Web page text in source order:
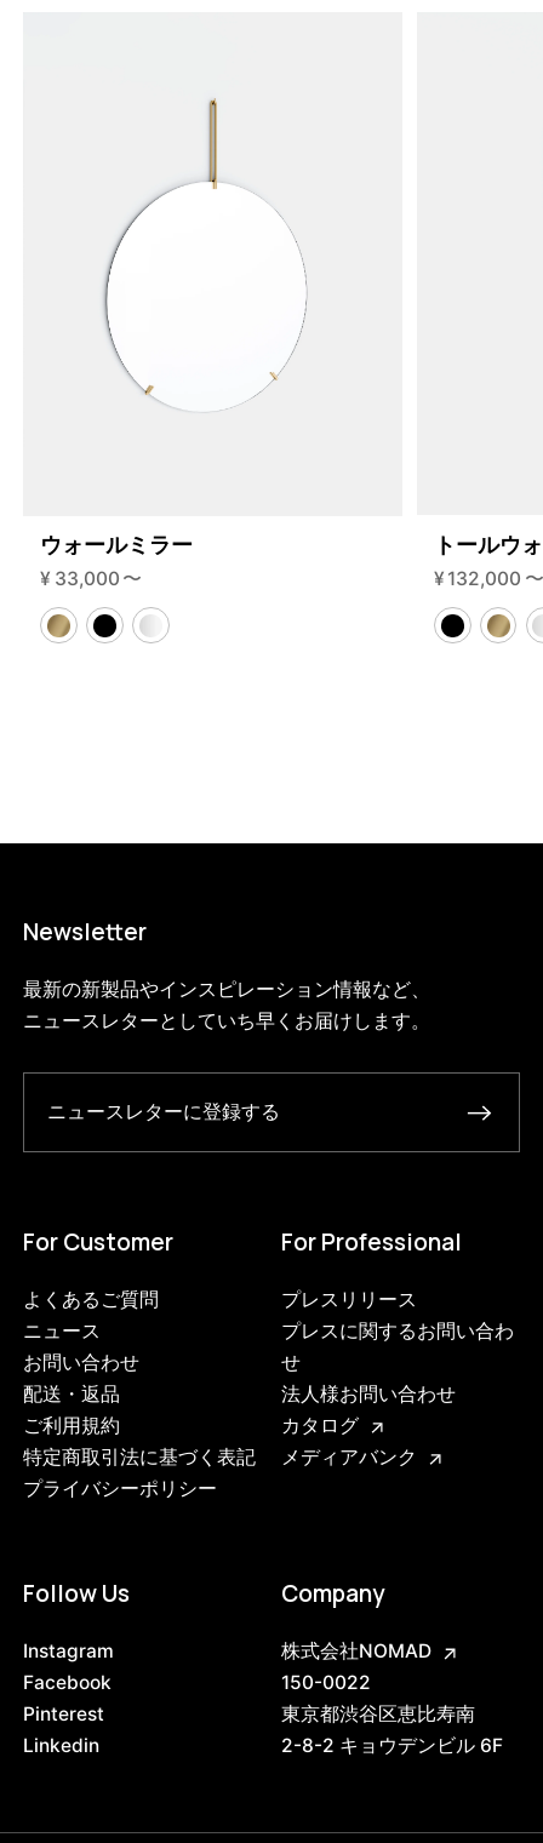
ウォールミラー
¥ 33,000 〜
トールウ
¥ 132,000 〜
Newsletter
最新の新製品やインスピレーション情報など、
ニュースレターとしていち早くお届けします。
ニュースレターに登録する
For Customer
よくあるご質問
ニュース
お問い合わせ
配送・返品
ご利用規約
特定商取引法に基づく表記
プライバシーポリシー
For Professional
プレスリリース
プレスに関するお問い合わ
せ
法人様お問い合わせ
カタログ
メディアバンク
Follow Us
Instagram
Facebook
Pinterest
Linkedin
Company
株式会社NOMAD
150-0022
東京都渋谷区恵比寿南
2-8-2 キョウデンビル 6F